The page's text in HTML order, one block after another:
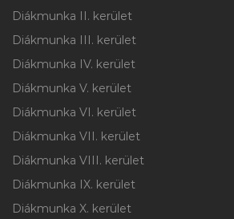
Diákmunka II. kerület
Diákmunka III. kerület
Diákmunka IV. kerület
Diákmunka V. kerület
Diákmunka VI. kerület
Diákmunka VII. kerület
Diákmunka VIII. kerület
Diákmunka IX. kerület
Diákmunka X. kerület